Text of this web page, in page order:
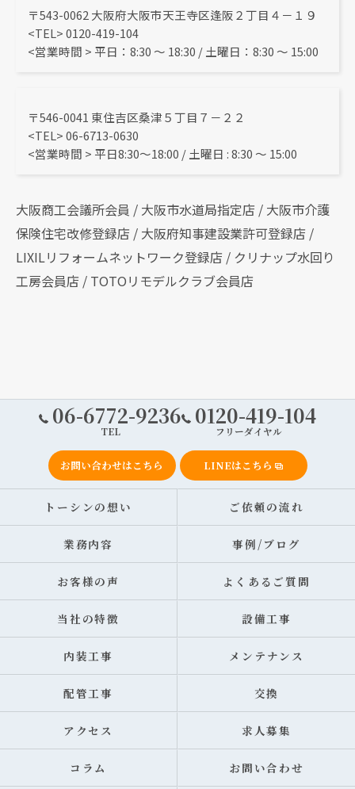
〒543-0062 大阪府大阪市天王寺区逢阪２丁目４－１９
<TEL> 0120-419-104
<営業時間 > 平日：8:30 〜 18:30 / 土曜日：8:30 ～ 15:00
〒546-0041 東住吉区桑津５丁目７－２２
<TEL> 06-6713-0630
<営業時間 > 平日8:30～18:00 / 土曜日 : 8:30 ～ 15:00
大阪商工会議所会員 / 大阪市水道局指定店 / 大阪市介護
保険住宅改修登録店 / 大阪府知事建設業許可登録店 /
LIXILリフォームネットワーク登録店 / クリナップ水回り
工房会員店 / TOTOリモデルクラブ会員店
06-6772-9236
TEL
0120-419-104
フリーダイヤル
お問い合わせはこちら LINEはこちら
トーシンの想い ご依頼の流れ
業務内容 事例/ブログ
お客様の声 よくあるご質問
当社の特徴 設備工事
内装工事 メンテナンス
配管工事 交換
アクセス 求人募集
コラム お問い合わせ